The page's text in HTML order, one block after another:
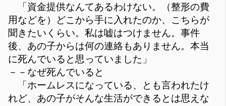
「資金提供なんてあるわけない。（整形の費
用などを）どこから手に入れたのか、こちらが
聞きたいくらい。私は嘘はつけません。事件
後、あの子からは何の連絡もありません。本当
に死んでいると思っていました」
－－なぜ死んでいると
「ホームレスになっている、とも言われたけ
れど、あの子がそんな生活ができるとは思えな